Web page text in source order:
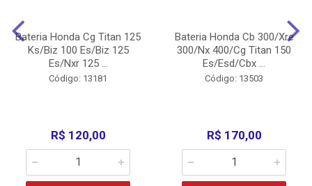
Bateria Honda Cg Titan 125
Ks/Biz 100 Es/Biz 125
Es/Nxr 125 ...
Código: 13181
R$ 120,00
Bateria Honda Cb 300/Xre
300/Nx 400/Cg Titan 150
Es/Esd/Cbx ...
Código: 13503
R$ 170,00